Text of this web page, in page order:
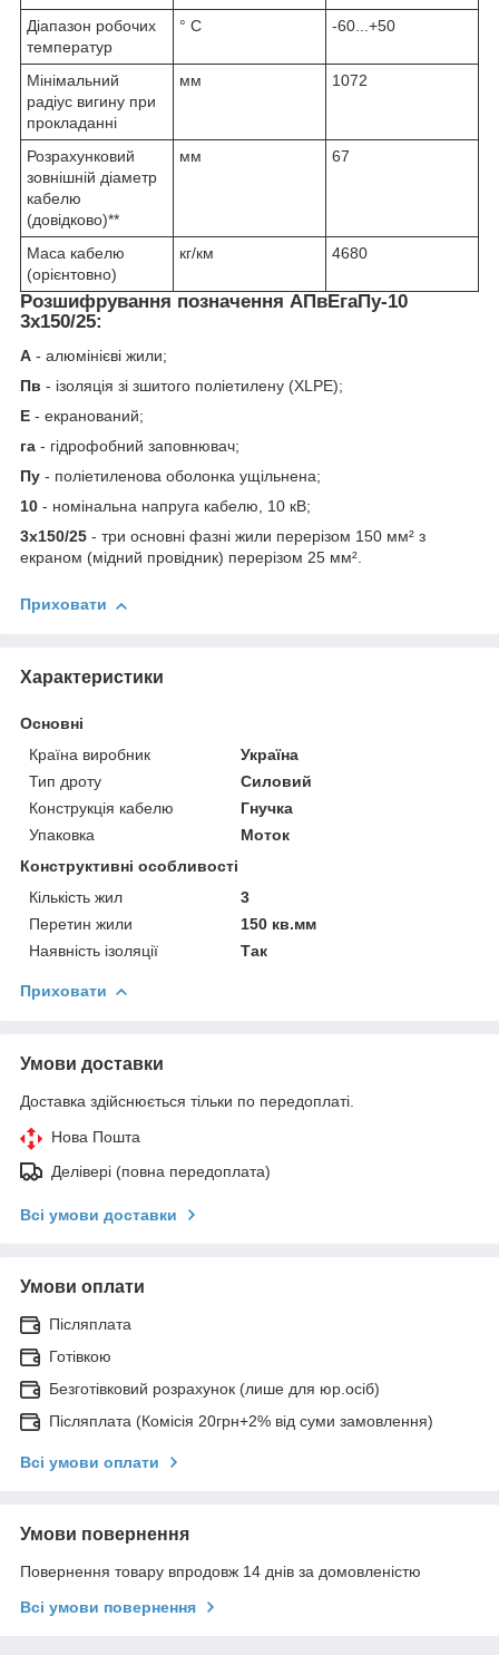
Діапазон робочих
температур
° С -60...+50
Мінімальний
радіус вигину при
прокладанні
мм 1072
Розрахунковий
зовнішній діаметр
кабелю
(довідково)**
мм 67
Маса кабелю
(орієнтовно)
кг/км 4680
Розшифрування позначення АПвЕгаПу‑10
3х150/25:
А - алюмінієві жили;
Пв - ізоляція зі зшитого поліетилену (XLPE);
Е - екранований;
га - гідрофобний заповнювач;
Пу - поліетиленова оболонка ущільнена;
10 - номінальна напруга кабелю, 10 кВ;
3х150/25 - три основні фазні жили перерізом 150 мм² з
екраном (мідний провідник) перерізом 25 мм².
Приховати
Характеристики
Основні
Країна виробник
Україна
Тип дроту
Силовий
Конструкція кабелю
Гнучка
Упаковка
Моток
Конструктивні особливості
Кількість жил
3
Перетин жили
150 кв.мм
Наявність ізоляції
Так
Приховати
Умови доставки
Доставка здійснюється тільки по передоплаті.
Нова Пошта
Делівері (повна передоплата)
Всі умови доставки
Умови оплати
Післяплата
Готівкою
Безготівковий розрахунок (лише для юр.осіб)
Післяплата (Комісія 20грн+2% від суми замовлення)
Всі умови оплати
Умови повернення
Повернення товару впродовж 14 днів за домовленістю
Всі умови повернення